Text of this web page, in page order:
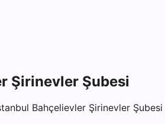
Şirinevler Şubesi
Bahçelievler Şirinevler Şubesi